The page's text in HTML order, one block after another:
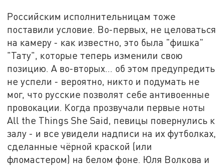
Российским исполнительницам тоже
поставили условие. Во-первых, не целоваться
на камеру - как известно, это была "фишка"
"Тату", которые теперь изменили свою
позицию. А во-вторых... об этом предупредить
не успели - вероятно, никто и подумать не
мог, что русские позволят себе антивоенные
провокации. Когда прозвучали первые ноты
All the Things She Said, певицы повернулись к
залу - и все увидели надписи на их футболках,
сделанные чёрной краской (или
фломастером) на белом фоне. Юля Волкова и